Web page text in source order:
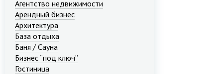
Агентство недвижимости
Арендный бизнес
Архитектура
База отдыха
Баня / Сауна
Бизнес “под ключ”
Гостиница